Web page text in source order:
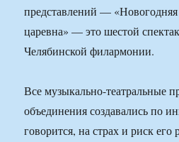
представлений —
царевна» — это шестой
Челябинской филармонии.
Все музыкально-театральные
объединения создавались по
говорится, на страх и риск его